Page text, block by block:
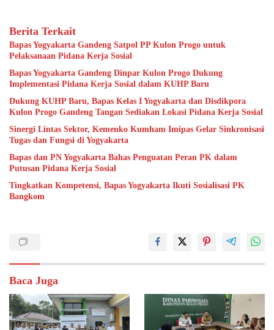
Berita Terkait
Bapas Yogyakarta Gandeng Satpol PP Kulon Progo untuk
Pelaksanaan Pidana Kerja Sosial
Bapas Yogyakarta Gandeng Dinpar Kulon Progo Dukung
Implementasi Pidana Kerja Sosial dalam KUHP Baru
Dukung KUHP Baru, Bapas Kelas I Yogyakarta dan Disdikpora
Kulon Progo Gandeng Tangan Sediakan Lokasi Pidana Kerja Sosial
Sinergi Lintas Sektor, Kemenko Kumham Imipas Gelar Sinkronisasi
Tugas dan Fungsi di Yogyakarta
Bapas dan PN Yogyakarta Bahas Penguatan Peran PK dalam
Putusan Pidana Kerja Sosial
Tingkatkan Kompetensi, Bapas Yogyakarta Ikuti Sosialisasi PK
Bangkom
Baca Juga